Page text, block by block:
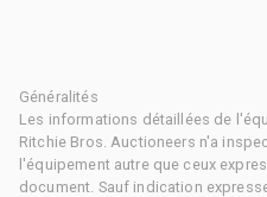
Généralités
Les informations détaillées de
Ritchie Bros. Auctioneers n'a
l'équipement autre que ceux
document. Sauf indication